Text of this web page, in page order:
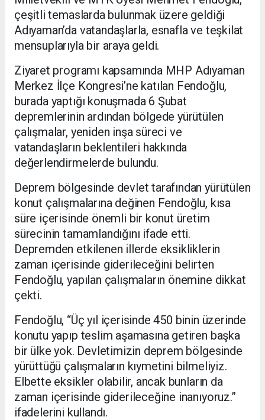
çeşitli temaslarda bulunmak üzere geldiği
Adıyaman’da vatandaşlarla, esnafla ve teşkilat
mensuplarıyla bir araya geldi.
Ziyaret programı kapsamında MHP Adıyaman
Merkez İlçe Kongresi’ne katılan Fendoğlu,
burada yaptığı konuşmada 6 Şubat
depremlerinin ardından bölgede yürütülen
çalışmalar, yeniden inşa süreci ve
vatandaşların beklentileri hakkında
değerlendirmelerde bulundu.
Deprem bölgesinde devlet tarafından yürütülen
konut çalışmalarına değinen Fendoğlu, kısa
süre içerisinde önemli bir konut üretim
sürecinin tamamlandığını ifade etti.
Depremden etkilenen illerde eksikliklerin
zaman içerisinde giderileceğini belirten
Fendoğlu, yapılan çalışmaların önemine dikkat
çekti.
Fendoğlu, “Üç yıl içerisinde 450 binin üzerinde
konutu yapıp teslim aşamasına getiren başka
bir ülke yok. Devletimizin deprem bölgesinde
yürüttüğü çalışmaların kıymetini bilmeliyiz.
Elbette eksikler olabilir, ancak bunların da
zaman içerisinde giderileceğine inanıyoruz.”
ifadelerini kullandı.